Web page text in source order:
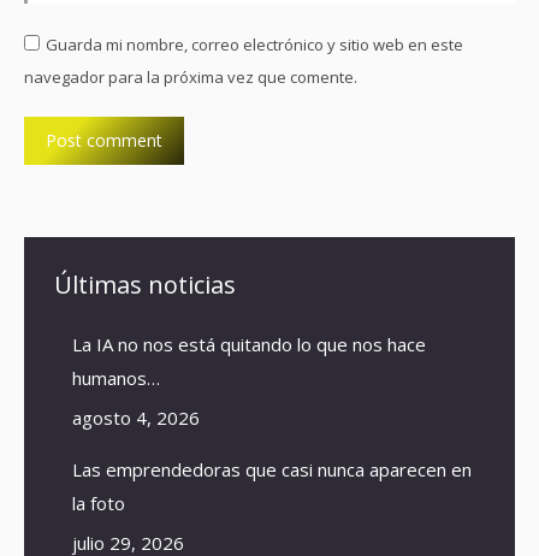
Guarda mi nombre, correo electrónico y sitio web en este
navegador para la próxima vez que comente.
Post comment
Últimas noticias
La IA no nos está quitando lo que nos hace
humanos…
agosto 4, 2026
Las emprendedoras que casi nunca aparecen en
la foto
julio 29, 2026